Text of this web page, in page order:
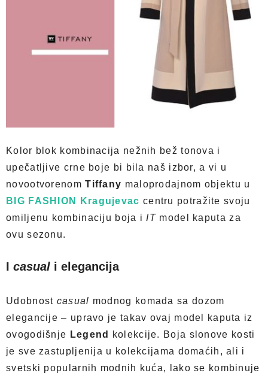
Kolor blok kombinacija nežnih bež tonova i
upečatljive crne boje bi bila naš izbor, a vi u
novootvorenomTiffany maloprodajnom objektu u
BIG FASHION Kragujevac centru potražite svoju
omiljenu kombinaciju boja i IT model kaputa za
ovu sezonu.
I casual i elegancija
Udobnost casual modnog komada sa dozom
elegancije – upravo je takav ovaj model kaputa iz
ovogodišnje Legend
kolekcije. Boja slonove kosti
je sve zastupljenija u kolekcijama domaćih, ali i
svetski popularnih modnih kuća, lako se kombinuje